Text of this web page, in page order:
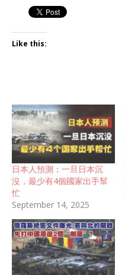
Like this:
日本人預測：一旦日本沉
沒，最少有4個國家出手幫
忙
September 14, 2025